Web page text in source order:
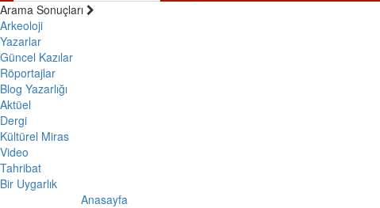
Arama Sonuçları
Arkeoloji
Yazarlar
Güncel Kazılar
Röportajlar
Blog Yazarlığı
Aktüel
Dergi
Kültürel Miras
Video
Tahribat
Bir Uygarlık
Anasayfa